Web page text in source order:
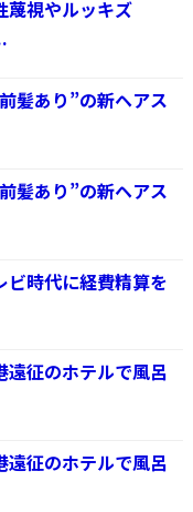
蔑視やルッキズ
髪あり”の新ヘアス
髪あり”の新ヘアス
時代に経費精算を
遠征のホテルで風呂
遠征のホテルで風呂